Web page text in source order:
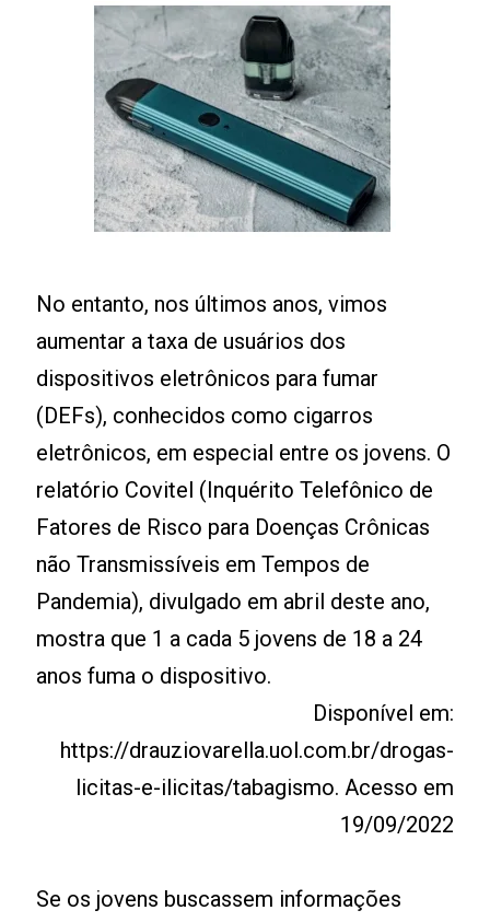
No entanto, nos últimos anos, vimos
aumentar a taxa de usuários dos
dispositivos eletrônicos para fumar
(DEFs), conhecidos como cigarros
eletrônicos, em especial entre os jovens. O
relatório Covitel (Inquérito Telefônico de
Fatores de Risco para Doenças Crônicas
não Transmissíveis em Tempos de
Pandemia), divulgado em abril deste ano,
mostra que 1 a cada 5 jovens de 18 a 24
anos fuma o dispositivo.
Disponível em:
https://drauziovarella.uol.com.br/drogas-
licitas-e-ilicitas/tabagismo. Acesso em
19/09/2022
Se os jovens buscassem informações